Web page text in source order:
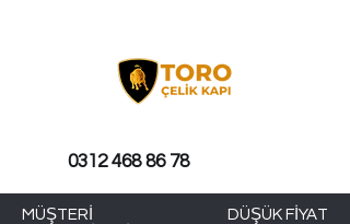
MÜŞTERİ
DÜŞÜK FİYAT
0312 468 86 78